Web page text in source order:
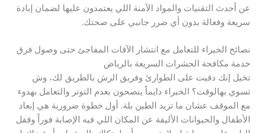
عن أحدث التقنيات والمواد الآمنة اللي يعتمدون عليها لضمان إبادة
سريعة وفعالة بدون أي ضرر جانبي على صحتك.
نصائح الخبراء للتعامل مع انتشار الآفات المفاجئ حتى وصول فرق
خدمة مكافحة الحشرات السريعة بالرياض
تخيل إنك دقيت على الطوارئ وفريق الرش بالطريق لك، وش
تسوي بهالوقت؟ الخبراء دايماً ينصحون بعدم التوتر والتعامل بهدوء
مع الموقف عشان ما تزيد الطين بلة. أول خطوة ضرورية هي إبعاد
الأطفال والحيوانات الأليفة عن المكان اللي فيه الإصابة فوراً وقفل